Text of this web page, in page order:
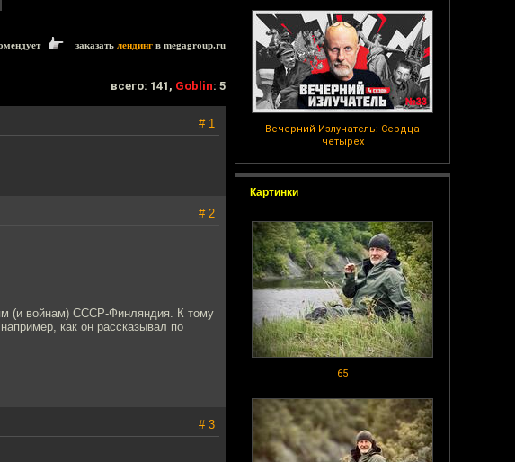
Вечерний Излучатель: Сердца
четырех
Картинки
65
заказать лендинг в megagroup.ru
всего: 141, Goblin: 5
# 1
# 2
(и войнам) СССР-Финляндия. К тому
как он рассказывал по
# 3